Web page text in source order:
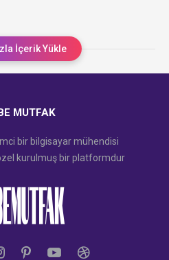
İçerik Yükle
MUTFAK
bir bilgisayar mühendisi
kurulmuş bir platformdur